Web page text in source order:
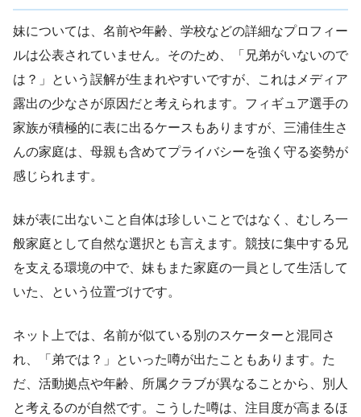
妹については、名前や年齢、学校などの詳細なプロフィー
ルは公表されていません。そのため、「兄弟がいないので
は？」という誤解が生まれやすいですが、これはメディア
露出の少なさが原因だと考えられます。フィギュア選手の
家族が積極的に表に出るケースもありますが、三浦佳生さ
んの家庭は、母親も含めてプライバシーを強く守る姿勢が
感じられます。
妹が表に出ないこと自体は珍しいことではなく、むしろ一
般家庭として自然な選択とも言えます。競技に集中する兄
を支える環境の中で、妹もまた家庭の一員として生活して
いた、という位置づけです。
ネット上では、名前が似ている別のスケーターと混同さ
れ、「弟では？」といった噂が出たこともあります。た
だ、活動拠点や年齢、所属クラブが異なることから、別人
と考えるのが自然です。こうした噂は、注目度が高まるほ